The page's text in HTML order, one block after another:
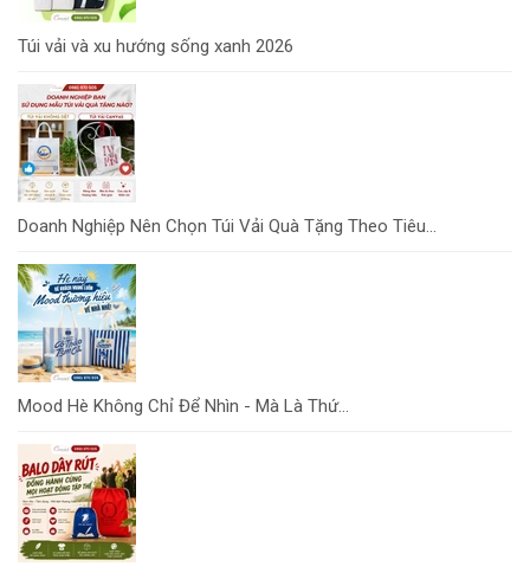
Túi vải và xu hướng sống xanh 2026
Doanh Nghiệp Nên Chọn Túi Vải Quà Tặng Theo Tiêu...
Mood Hè Không Chỉ Để Nhìn - Mà Là Thứ...